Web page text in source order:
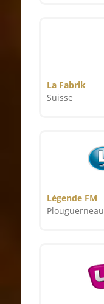
La Fabrik
Suisse
Légende FM
Plouguerneau